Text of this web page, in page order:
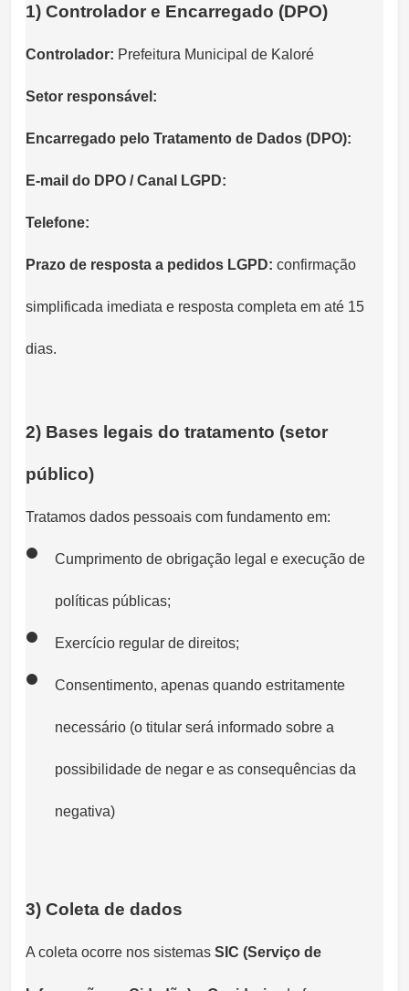
1) Controlador e Encarregado (DPO)
Controlador: Prefeitura Municipal de Kaloré
Setor responsável:
Encarregado pelo Tratamento de Dados (DPO):
E-mail do DPO / Canal LGPD:
Telefone:
Prazo de resposta a pedidos LGPD: confirmação
simplificada imediata e resposta completa em até 15
dias.
2) Bases legais do tratamento (setor
público)
Tratamos dados pessoais com fundamento em:
Cumprimento de obrigação legal e execução de
políticas públicas;
Exercício regular de direitos;
Consentimento, apenas quando estritamente
necessário (o titular será informado sobre a
possibilidade de negar e as consequências da
negativa)
3) Coleta de dados
A coleta ocorre nos sistemas SIC (Serviço de